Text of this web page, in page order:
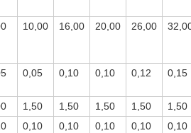
10,00 16,00 20,00 26,00
0,05 0,10 0,10 0,12 0,15
1,50 1,50 1,50 1,50 1,50
0,10 0,10 0,10 0,10 0,10